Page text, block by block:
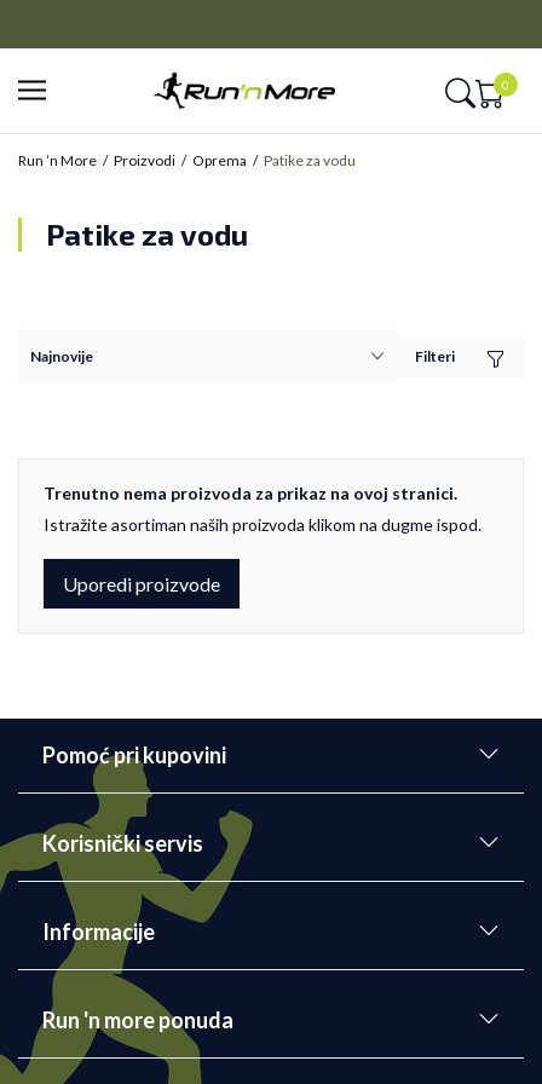
0
Run ’n More Proizvodi Oprema Patike za vodu
Patike za vodu
Filteri
Trenutno nema proizvoda za prikaz na ovoj stranici.
Istražite asortiman naših proizvoda klikom na dugme ispod.
Uporedi proizvode
Pomoć pri kupovini
Korisnički servis
Informacije
Run 'n more ponuda